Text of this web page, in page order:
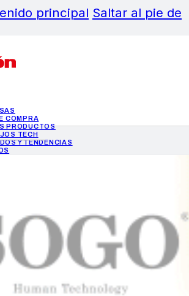
principal Saltar al pie de
COMPRA
PRODUCTOS
TECH
Y TENDENCIAS